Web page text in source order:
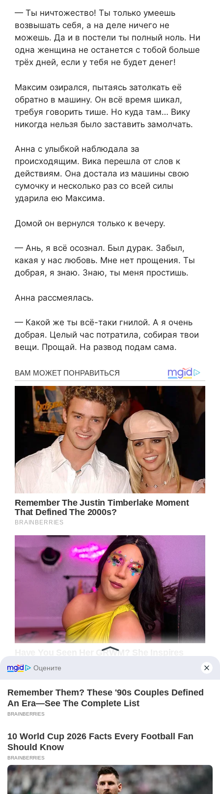
— Ты ничтожество! Ты только умеешь
возвышать себя, а на деле ничего не
можешь. Да и в постели ты полный ноль. Ни
одна женщина не останется с тобой больше
трёх дней, если у тебя не будет денег!
Максим озирался, пытаясь затолкать её
обратно в машину. Он всё время шикал,
требуя говорить тише. Но куда там… Вику
никогда нельзя было заставить замолчать.
Анна с улыбкой наблюдала за
происходящим. Вика перешла от слов к
действиям. Она достала из машины свою
сумочку и несколько раз со всей силы
ударила ею Максима.
Домой он вернулся только к вечеру.
— Ань, я всё осознал. Был дурак. Забыл,
какая у нас любовь. Мне нет прощения. Ты
добрая, я знаю. Знаю, ты меня простишь.
Анна рассмеялась.
— Какой же ты всё-таки гнилой. А я очень
добрая. Целый час потратила, собирая твои
вещи. Прощай. На развод подам сама.